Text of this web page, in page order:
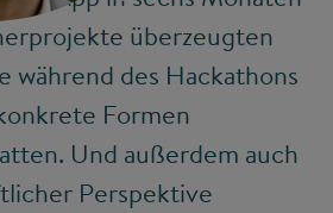
überzeugten
während des Hackathons
Formen
Und außerdem auch
Perspektive